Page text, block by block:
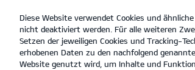
open
menu
Diese Website verwendet Cookies und
nicht deaktiviert werden. Für alle weiteren
Setzen der jeweiligen Cookies und Tracking-
erhobenen Daten zu den nachfolgend
Website genutzt wird, um Inhalte und